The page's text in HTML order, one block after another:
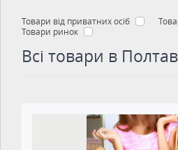
Товари від приватних осіб
Товари ринок
Всі товари в